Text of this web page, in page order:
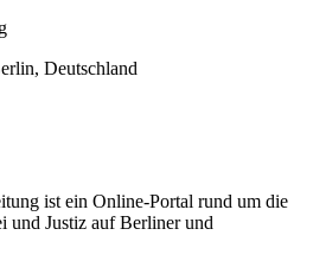
Deutschland
ist ein Online-Portal rund um die
und Justiz auf Berliner und